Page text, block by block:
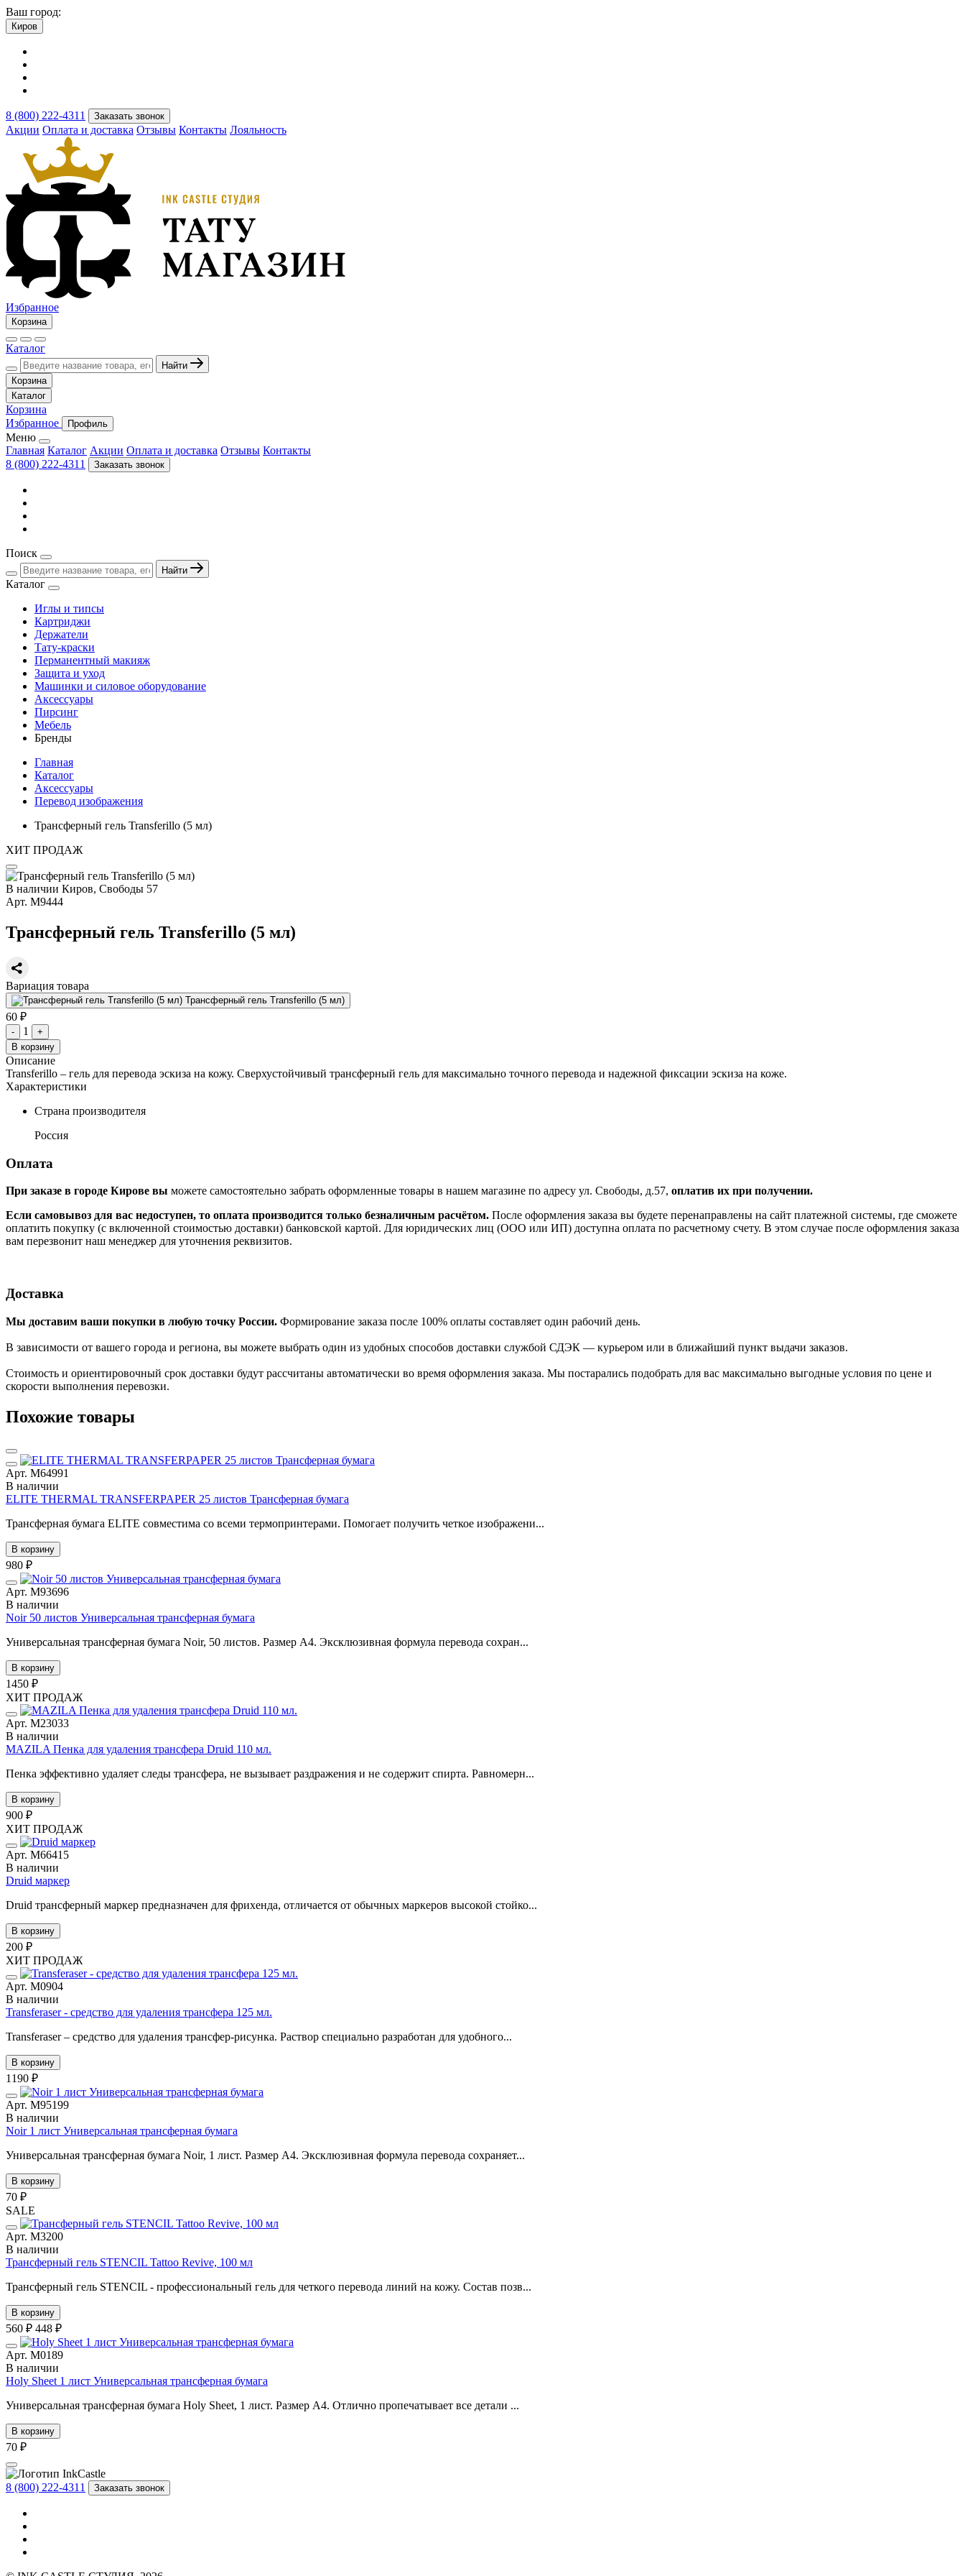
Ваш город:
Киров
8 (800) 222-4311 Заказать звонок
Акции Оплата и доставка Отзывы Контакты Лояльность
Избранное
Корзина
Каталог
Найти
Корзина
Каталог
Корзина
Избранное
Профиль
Меню
Главная Каталог Акции Оплата и доставка Отзывы Контакты
8 (800) 222-4311
Заказать звонок
Поиск
Найти
Каталог
Иглы и типсы
Картриджи
Держатели
Тату-краски
Перманентный макияж
Защита и уход
Машинки и силовое оборудование
Аксессуары
Пирсинг
Мебель
Бренды
Главная
Каталог
Аксессуары
Перевод изображения
Трансферный гель Transferillo (5 мл)
ХИТ ПРОДАЖ
В наличии Киров, Свободы 57
Арт. М9444
Трансферный гель Transferillo (5 мл)
Вариация товара
Трансферный гель Transferillo (5 мл)
60 ₽
- 1
+
В корзину
Описание
Transferillo – гель для перевода эскиза на кожу. Сверхустойчивый трансферный гель для максимально точного перевода и надежной фиксации эскиза на коже.
Характеристики
Страна производителя
Россия
Оплата
При заказе в городе Кирове вы можете самостоятельно забрать оформленные товары в нашем магазине по адресу ул. Свободы, д.57, оплатив их при получении.
Если самовывоз для вас недоступен, то оплата производится только безналичным расчётом. После оформления заказа вы будете перенаправлены на сайт платежной системы, где сможете
оплатить покупку (с включенной стоимостью доставки) банковской картой. Для юридических лиц (ООО или ИП) доступна оплата по расчетному счету. В этом случае после оформления заказа
вам перезвонит наш менеджер для уточнения реквизитов.
Доставка
Мы доставим ваши покупки в любую точку России. Формирование заказа после 100% оплаты составляет один рабочий день.
В зависимости от вашего города и региона, вы можете выбрать один из удобных способов доставки службой СДЭК — курьером или в ближайший пункт выдачи заказов.
Стоимость и ориентировочный срок доставки будут рассчитаны автоматически во время оформления заказа. Мы постарались подобрать для вас максимально выгодные условия по цене и
скорости выполнения перевозки.
Похожие товары
Арт. М64991
В наличии
ELITE THERMAL TRANSFERPAPER 25 листов Трансферная бумага
Трансферная бумага ELITE совместима со всеми термопринтерами. Помогает получить четкое изображени...
В корзину
980 ₽
Арт. М93696
В наличии
Noir 50 листов Универсальная трансферная бумага
Универсальная трансферная бумага Noir, 50 листов. Размер А4. Эксклюзивная формула перевода сохран...
В корзину
1450 ₽
ХИТ ПРОДАЖ
Арт. М23033
В наличии
MAZILA Пенка для удаления трансфера Druid 110 мл.
Пенка эффективно удаляет следы трансфера, не вызывает раздражения и не содержит спирта. Равномерн...
В корзину
900 ₽
ХИТ ПРОДАЖ
Арт. М66415
В наличии
Druid маркер
Druid трансферный маркер предназначен для фрихенда, отличается от обычных маркеров высокой стойко...
В корзину
200 ₽
ХИТ ПРОДАЖ
Арт. М0904
В наличии
Transferaser - средство для удаления трансфера 125 мл.
Transferaser – средство для удаления трансфер-рисунка. Раствор специально разработан для удобного...
В корзину
1190 ₽
Арт. М95199
В наличии
Noir 1 лист Универсальная трансферная бумага
Универсальная трансферная бумага Noir, 1 лист. Размер А4. Эксклюзивная формула перевода сохраняет...
В корзину
70 ₽
SALE
Арт. М3200
В наличии
Трансферный гель STENCIL Tattoo Revive, 100 мл
Трансферный гель STENCIL - профессиональный гель для четкого перевода линий на кожу. Состав позв...
В корзину
560 ₽ 448 ₽
Арт. М0189
В наличии
Holy Sheet 1 лист Универсальная трансферная бумага
Универсальная трансферная бумага Holy Sheet, 1 лист. Размер А4. Отлично пропечатывает все детали ...
В корзину
70 ₽
8 (800) 222-4311 Заказать звонок